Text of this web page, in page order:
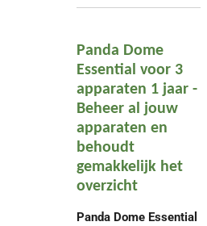
Panda Dome
Essential voor 3
apparaten 1 jaar -
Beheer al jouw
apparaten en
behoudt
gemakkelijk het
overzicht
Panda Dome Essential